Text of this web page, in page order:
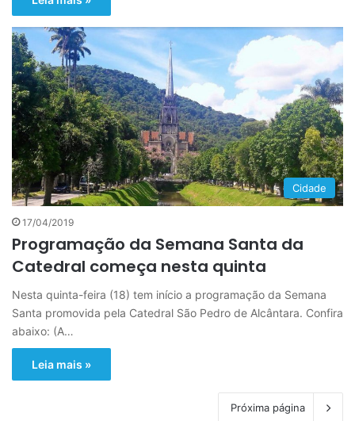
Cidade
17/04/2019
Programação da Semana Santa da
Catedral começa nesta quinta
Nesta quinta-feira (18) tem início a programação da Semana
Santa promovida pela Catedral São Pedro de Alcântara. Confira
abaixo: (A…
Leia mais »
Próxima página